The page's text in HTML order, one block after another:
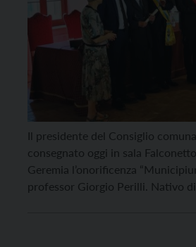
Il presidente del Consiglio
consegnato oggi in sala
Geremia l’onorificenza
professor Giorgio Perilli. Nativo